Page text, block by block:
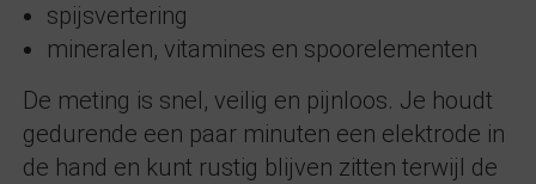
spijsvertering
mineralen, vitamines en spoorelementen
De meting is snel, veilig en pijnloos. Je houdt
gedurende een paar minuten een elektrode in
de hand en kunt rustig blijven zitten terwijl de